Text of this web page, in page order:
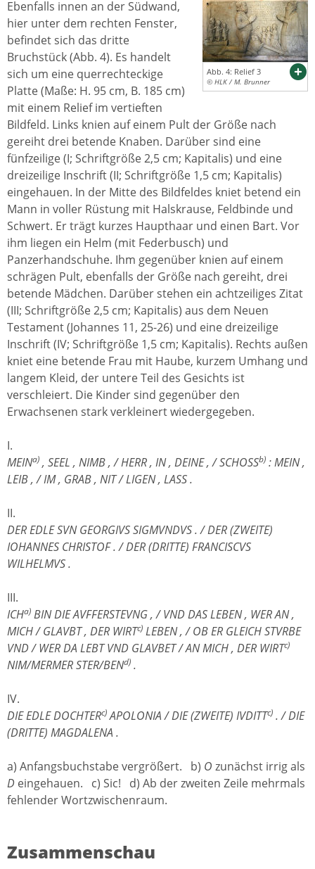
Abb. 4: Relief 3
© HLK / M. Brunner
Ebenfalls innen an der Südwand,
hier unter dem rechten Fenster,
befindet sich das dritte
Bruchstück (Abb. 4). Es handelt
sich um eine querrechteckige
Platte (Maße: H. 95 cm, B. 185 cm)
mit einem Relief im vertieften
Bildfeld. Links knien auf einem Pult der Größe nach
gereiht drei betende Knaben. Darüber sind eine
fünfzeilige (I; Schriftgröße 2,5 cm; Kapitalis) und eine
dreizeilige Inschrift (II; Schriftgröße 1,5 cm; Kapitalis)
eingehauen. In der Mitte des Bildfeldes kniet betend ein
Mann in voller Rüstung mit Halskrause, Feldbinde und
Schwert. Er trägt kurzes Haupthaar und einen Bart. Vor
ihm liegen ein Helm (mit Federbusch) und
Panzerhandschuhe. Ihm gegenüber knien auf einem
schrägen Pult, ebenfalls der Größe nach gereiht, drei
betende Mädchen. Darüber stehen ein achtzeiliges Zitat
(III; Schriftgröße 2,5 cm; Kapitalis) aus dem Neuen
Testament (Johannes 11, 25-26) und eine dreizeilige
Inschrift (IV; Schriftgröße 1,5 cm; Kapitalis). Rechts außen
kniet eine betende Frau mit Haube, kurzem Umhang und
langem Kleid, der untere Teil des Gesichts ist
verschleiert. Die Kinder sind gegenüber den
Erwachsenen stark verkleinert wiedergegeben.
I.
MEINa) , SEEL , NIMB , / HERR , IN , DEINE , / SCHOSSb) : MEIN ,
LEIB , / IM , GRAB , NIT / LIGEN , LASS .
II.
DER EDLE SVN GEORGIVS SIGMVNDVS . / DER (ZWEITE)
IOHANNES CHRISTOF. / DER (DRITTE) FRANCISCVS
WILHELMVS .
III.
ICHa) BIN DIE AVFFERSTEVNG , / VND DAS LEBEN , WER AN ,
MICH / GLAVBT , DER WIRTc) LEBEN , / OB ER GLEICH STVRBE
VND / WER DA LEBT VND GLAVBET / AN MICH , DER WIRTc)
NIM/MERMER STER/BENd) .
IV.
DIE EDLE DOCHTERc)APOLONIA / DIE (ZWEITE) IVDITTc) . / DIE
(DRITTE) MAGDALENA .
a) Anfangsbuchstabe vergrößert. b) O zunächst irrig als
D eingehauen. c) Sic! d) Ab der zweiten Zeile mehrmals
fehlender Wortzwischenraum.
Zusammenschau